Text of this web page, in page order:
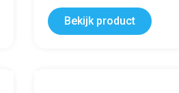
Bekijk product